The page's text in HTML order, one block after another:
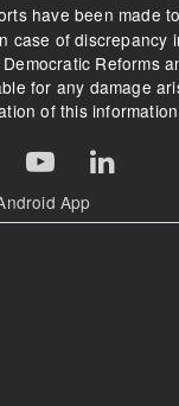
have been made
case of discrepancy
Reforms
for any damage
of this
App